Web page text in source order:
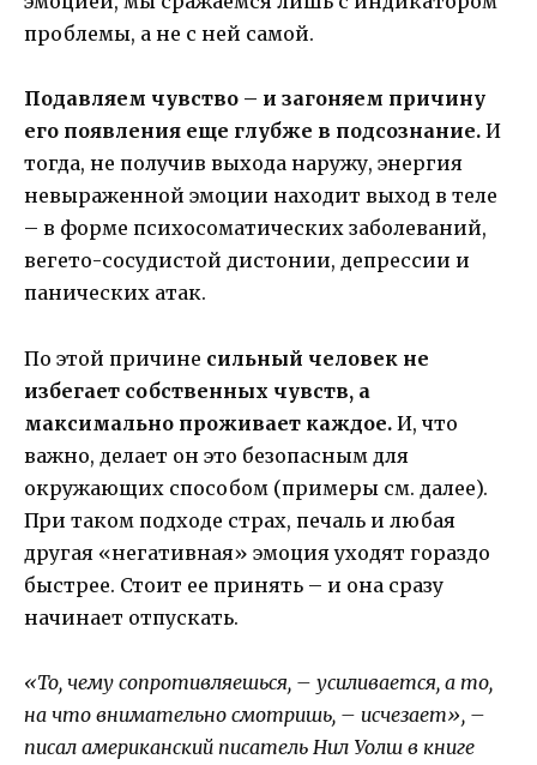
проблемы, а не с ней самой.
Подавляем чувство – и загоняем причину
его появления еще глубже в подсознание. И
тогда, не получив выхода наружу, энергия
невыраженной эмоции находит выход в теле
– в форме психосоматических заболеваний,
вегето-сосудистой дистонии, депрессии и
панических атак.
По этой причине сильный человек не
избегает собственных чувств, а
максимально проживает каждое. И, что
важно, делает он это безопасным для
окружающих способом (примеры см. далее).
При таком подходе страх, печаль и любая
другая «негативная» эмоция уходят гораздо
быстрее. Стоит ее принять – и она сразу
начинает отпускать.
«То, чему сопротивляешься, – усиливается, а то,
на что внимательно смотришь, – исчезает», –
писал американский писатель Нил Уолш в книге